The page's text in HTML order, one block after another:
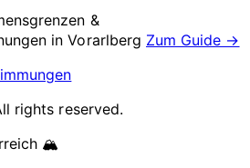
&
inVorarlberg Zum Guide →
rights reserved.
🏔️